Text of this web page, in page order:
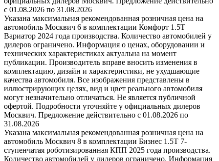
с 01.08.2026 по 31.08.2026
Указана максимальная рекомендованная розничная цена на
автомобиль Москвич 6 в комплектации Комфорт 1.5T
Вариатор 2024 года производства. Количество автомобилей у
дилеров ограничено. Информация о ценах, оборудовании и
технических характеристиках актуальна на момент
публикации. Производитель вправе вносить изменения в
комплектацию, дизайн и характеристики, не ухудшающие
качества автомобиля. Все изображения представлены в
иллюстрирующих целях, вид и цвет реального автомобиля
могут незначительно отличаться. Не является публичной
офертой. Подробности уточняйте у официальных дилеров
Москвич. Предложение действительно с 01.08.2026 по
31.08.2026
Указана максимальная рекомендованная розничная цена на
автомобиль Москвич 8 в комплектации Бизнес 1.5T 7-
ступенчатая роботизированная КПП 2025 года производства.
Количество автомобилей у дилеров ограничено. Информация